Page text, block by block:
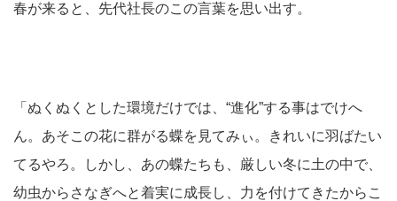
春が来ると、先代社長のこの言葉を思い出す。
「ぬくぬくとした環境だけでは、“進化”する事はでけへ
ん。あそこの花に群がる蝶を見てみぃ。きれいに羽ばたい
てるやろ。しかし、あの蝶たちも、厳しい冬に土の中で、
幼虫からさなぎへと着実に成長し、力を付けてきたからこ